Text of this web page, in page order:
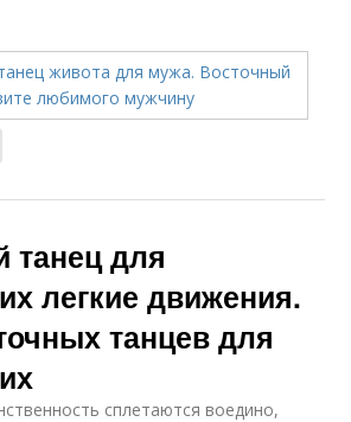
танец для
легкие движения.
танцев для
сплетаются воедино,